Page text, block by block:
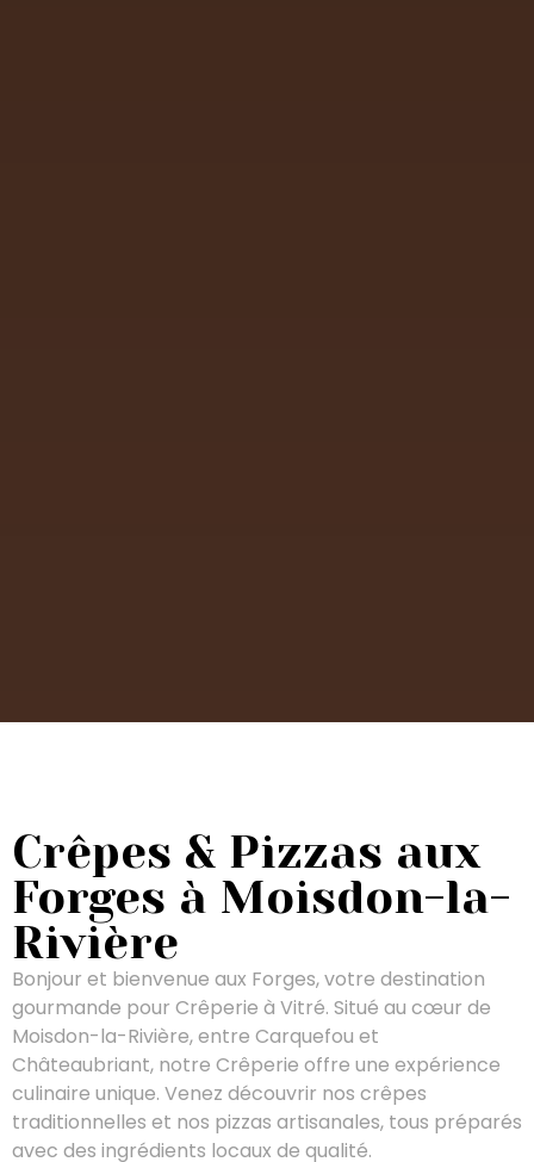
Crêpes & Pizzas aux
Forges à Moisdon-la-
Rivière
Bonjour et bienvenue aux Forges, votre destination
gourmande pour Crêperie à Vitré. Situé au cœur de
Moisdon-la-Rivière, entre Carquefou et
Châteaubriant, notre Crêperie offre une expérience
culinaire unique. Venez découvrir nos crêpes
traditionnelles et nos pizzas artisanales, tous préparés
avec des ingrédients locaux de qualité.